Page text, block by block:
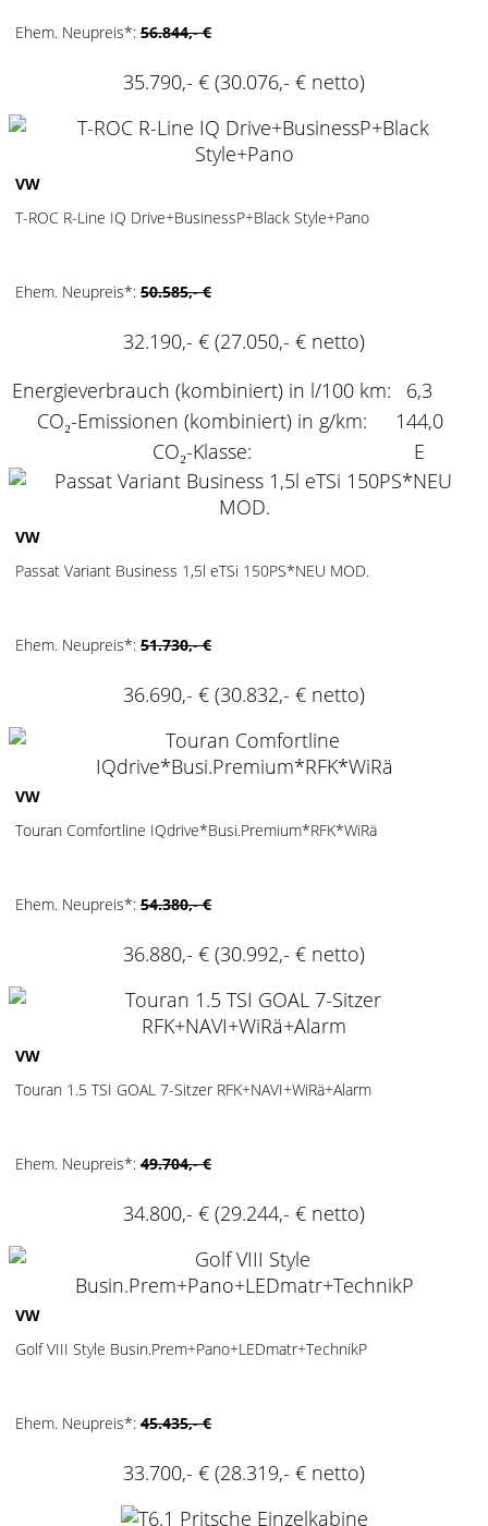
Ehem. Neupreis*: 56.844,- €
35.790,- € (30.076,- € netto)
VW
T-ROC R-Line IQ Drive+BusinessP+Black Style+Pano
Ehem. Neupreis*: 50.585,- €
32.190,- € (27.050,- € netto)
Energieverbrauch (kombiniert) in l/100 km:
6,3
CO₂-Emissionen (kombiniert) in g/km:
144,0
CO₂-Klasse:
E
VW
Passat Variant Business 1,5l eTSi 150PS*NEU MOD.
Ehem. Neupreis*: 51.730,- €
36.690,- € (30.832,- € netto)
2
VW
Touran Comfortline IQdrive*Busi.Premium*RFK*WiRä
Ehem. Neupreis*: 54.380,- €
36.880,- € (30.992,- € netto)
2
VW
Touran 1.5 TSI GOAL 7-Sitzer RFK+NAVI+WiRä+Alarm
Ehem. Neupreis*: 49.704,- €
34.800,- € (29.244,- € netto)
2
VW
Golf VIII Style Busin.Prem+Pano+LEDmatr+TechnikP
Ehem. Neupreis*: 45.435,- €
33.700,- € (28.319,- € netto)